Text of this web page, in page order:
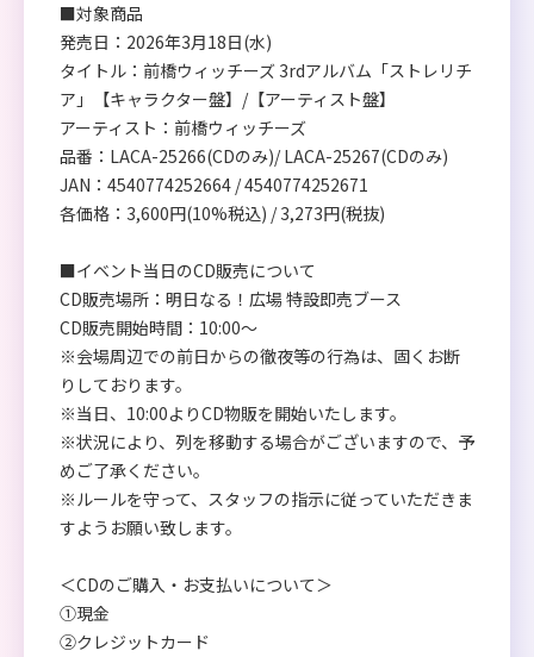
■対象商品
発売日：2026年3月18日(水)
タイトル：前橋ウィッチーズ 3rdアルバム「ストレリチ
ア」【キャラクター盤】/【アーティスト盤】
アーティスト：前橋ウィッチーズ
品番：LACA-25266(CDのみ)/ LACA-25267(CDのみ)
JAN：4540774252664 / 4540774252671
各価格：3,600円(10%税込) / 3,273円(税抜)
■イベント当日のCD販売について
CD販売場所：明日なる！広場 特設即売ブース
CD販売開始時間：10:00～
※会場周辺での前日からの徹夜等の行為は、固くお断
りしております。
※当日、10:00よりCD物販を開始いたします。
※状況により、列を移動する場合がございますので、予
めご了承ください。
※ルールを守って、スタッフの指示に従っていただきま
すようお願い致します。
＜CDのご購入・お支払いについて＞
①現金
②クレジットカード